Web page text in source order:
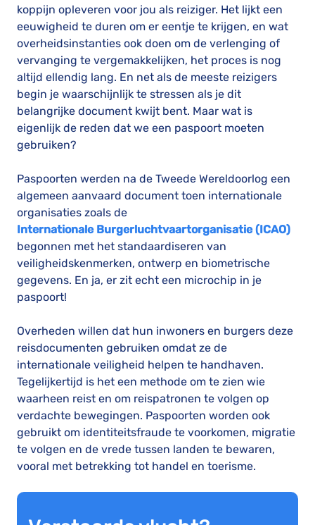
koppijn opleveren voor jou als reiziger. Het lijkt een
eeuwigheid te duren om er eentje te krijgen, en wat
overheidsinstanties ook doen om de verlenging of
vervanging te vergemakkelijken, het proces is nog
altijd ellendig lang. En net als de meeste reizigers
begin je waarschijnlijk te stressen als je dit
belangrijke document kwijt bent. Maar wat is
eigenlijk de reden dat we een paspoort moeten
gebruiken?
Paspoorten werden na de Tweede Wereldoorlog een
algemeen aanvaard document toen internationale
organisaties zoals de
Internationale Burgerluchtvaartorganisatie(ICAO)
begonnen met het standaardiseren van
veiligheidskenmerken, ontwerp en biometrische
gegevens. En ja, er zit echt een microchip in je
paspoort!
Overheden willen dat hun inwoners en burgers deze
reisdocumenten gebruiken omdat ze de
internationale veiligheid helpen te handhaven.
Tegelijkertijd is het een methode om te zien wie
waarheen reist en om reispatronen te volgen op
verdachte bewegingen. Paspoorten worden ook
gebruikt om identiteitsfraude te voorkomen, migratie
te volgen en de vrede tussen landen te bewaren,
vooral met betrekking tot handel en toerisme.